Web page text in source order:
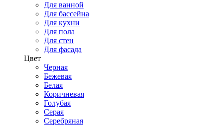
Для ванной
Для бассейна
Для кухни
Для пола
Для стен
Для фасада
Цвет
Черная
Бежевая
Белая
Коричневая
Голубая
Серая
Серебряная